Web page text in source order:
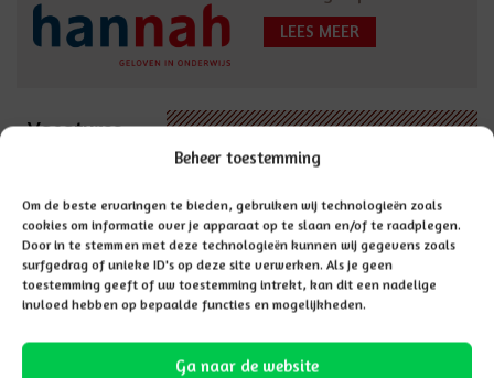
Beheer toestemming
Om de beste ervaringen te bieden, gebruiken wij technologieën zoals
cookies om informatie over je apparaat op te slaan en/of te raadplegen.
Door in te stemmen met deze technologieën kunnen wij gegevens zoals
surfgedrag of unieke ID's op deze site verwerken. Als je geen
toestemming geeft of uw toestemming intrekt, kan dit een nadelige
invloed hebben op bepaalde functies en mogelijkheden.
Ga naar de website
LEES MEER
Vacatures